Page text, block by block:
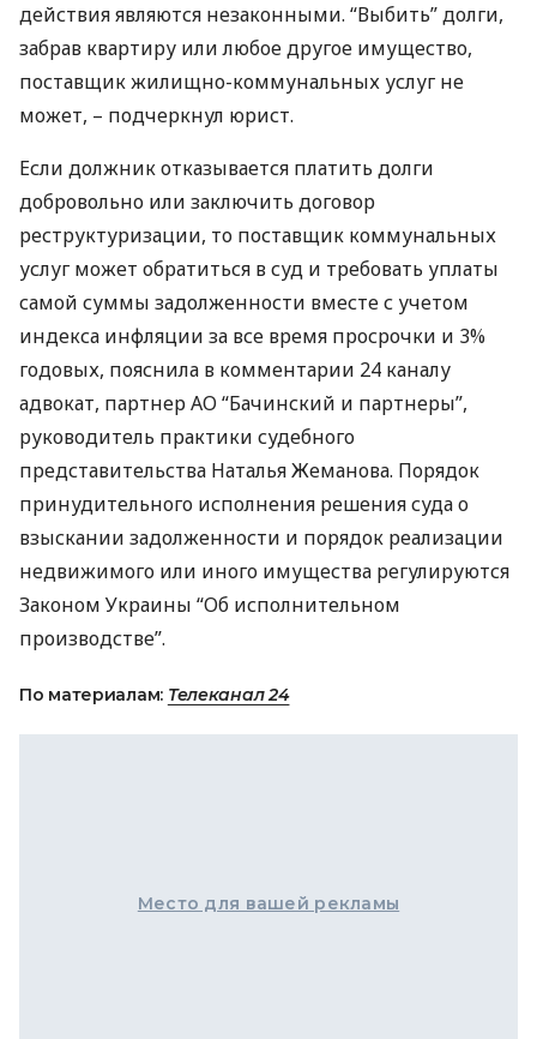
действия являются незаконными. “Выбить” долги,
забрав квартиру или любое другое имущество,
поставщик жилищно-коммунальных услуг не
может, – подчеркнул юрист.
Если должник отказывается платить долги
добровольно или заключить договор
реструктуризации, то поставщик коммунальных
услуг может обратиться в суд и требовать уплаты
самой суммы задолженности вместе с учетом
индекса инфляции за все время просрочки и 3%
годовых, пояснила в комментарии 24 каналу
адвокат, партнер АО “Бачинский и партнеры”,
руководитель практики судебного
представительства Наталья Жеманова. Порядок
принудительного исполнения решения суда о
взыскании задолженности и порядок реализации
недвижимого или иного имущества регулируются
Законом Украины “Об исполнительном
производстве”.
По материалам: Телеканал 24
Место для вашей рекламы